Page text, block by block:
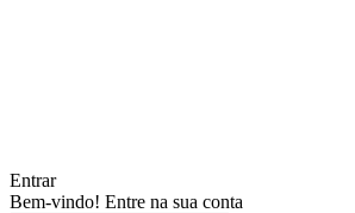
Entrar
Bem-vindo! Entre na sua conta